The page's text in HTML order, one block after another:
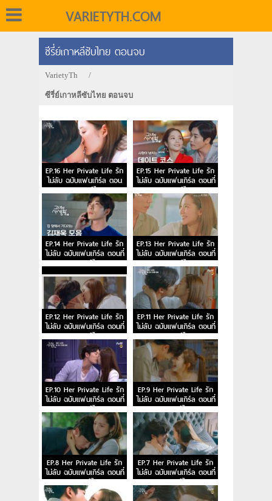
VARIETYTH.COM
ซีรี่ย์เกาหลีซับไทย ตอนจบ
VarietyTh /
ซีรี่ย์เกาหลีซับไทย ตอนจบ
EP.16 Her Private Life รัก
ไม่ลับ ฉบับแฟนเกิร์ล ตอน
จบ พากย์ไทย
EP.15 Her Private Life รัก
ไม่ลับ ฉบับแฟนเกิร์ล ตอนที่
15 พากย์ไทย
EP.14 Her Private Life รัก
ไม่ลับ ฉบับแฟนเกิร์ล ตอนที่
14 พากย์ไทย
EP.13 Her Private Life รัก
ไม่ลับ ฉบับแฟนเกิร์ล ตอนที่
13 พากย์ไทย
EP.12 Her Private Life รัก
ไม่ลับ ฉบับแฟนเกิร์ล ตอนที่
12 พากย์ไทย
EP.11 Her Private Life รัก
ไม่ลับ ฉบับแฟนเกิร์ล ตอนที่
11 พากย์ไทย
EP.10 Her Private Life รัก
ไม่ลับ ฉบับแฟนเกิร์ล ตอนที่
10 พากย์ไทย
EP.9 Her Private Life รัก
ไม่ลับ ฉบับแฟนเกิร์ล ตอนที่
9 พากย์ไทย
EP.8 Her Private Life รัก
ไม่ลับ ฉบับแฟนเกิร์ล ตอนที่
8 พากย์ไทย
EP.7 Her Private Life รัก
ไม่ลับ ฉบับแฟนเกิร์ล ตอนที่
7 พากย์ไทย